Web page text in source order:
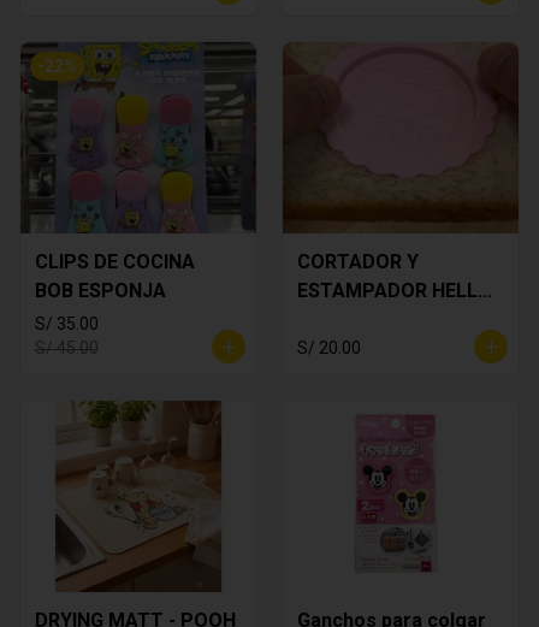
-22%
CLIPS DE COCINA
BOB ESPONJA
S/ 35.00
S/ 45.00
CORTADOR Y
ESTAMPADOR HELLO
S/ 20.00
DRYING MATT - POOH
Ganchos para colgar